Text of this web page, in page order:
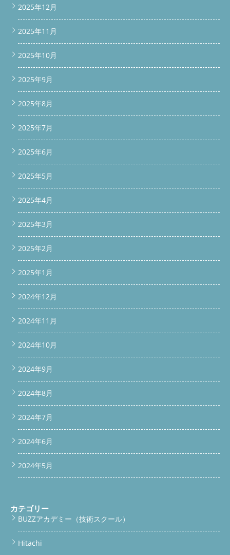
2025年12月
2025年11月
2025年10月
2025年9月
2025年8月
2025年7月
2025年6月
2025年5月
2025年4月
2025年3月
2025年2月
2025年1月
2024年12月
2024年11月
2024年10月
2024年9月
2024年8月
2024年7月
2024年6月
2024年5月
カテゴリー
BUZZアカデミー（技術スクール）
Hitachi